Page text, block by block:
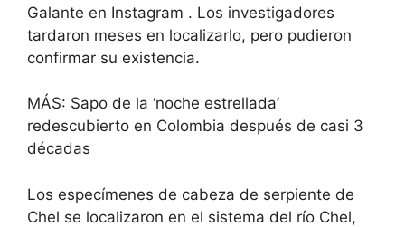
Galante en Instagram . Los investigadores
tardaron meses en localizarlo, pero pudieron
confirmar su existencia.
MÁS: Sapo de la ‘noche estrellada’
redescubierto en Colombia después de casi 3
décadas
Los especímenes de cabeza de serpiente de
Chel se localizaron en el sistema del río Chel,